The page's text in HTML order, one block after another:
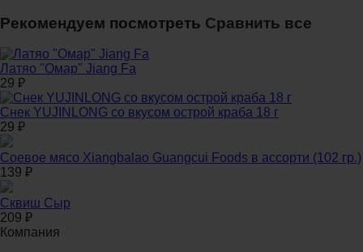
Рекомендуем посмотреть Сравнить все
Латяо "Омар" Jiang Fa
29 ₽
Снек YUJINLONG со вкусом острой краба 18 г
29 ₽
Соевое мясо Xiangbalao Guangcui Foods в ассорти (102 гр.)
139 ₽
Сквиш Сыр
209 ₽
Компания